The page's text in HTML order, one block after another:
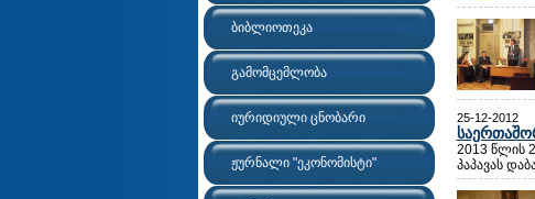
ბიბლიოთეკა
გამომცემლობა
იურიდიული ცნობარი
ჟურნალი "ეკონომისტი"
25-12-2012
2013 წლის
პაპავას